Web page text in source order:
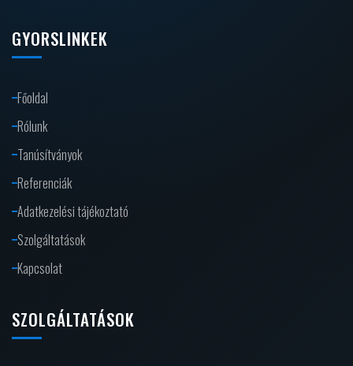
GYORSLINKEK
Főoldal
Rólunk
Tanúsítványok
Referenciák
Adatkezelési tájékoztató
Szolgáltatások
Kapcsolat
SZOLGÁLTATÁSOK